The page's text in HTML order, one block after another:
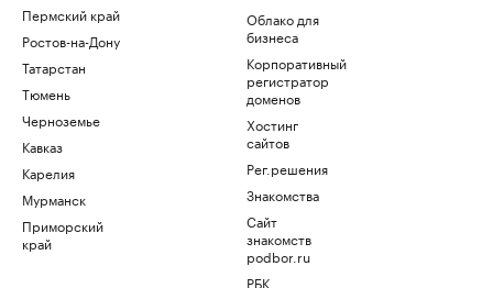
Пермский край
Ростов-на-Дону
Татарстан
Тюмень
Черноземье
Кавказ
Карелия
Мурманск
Приморский
край
Облако для
бизнеса
Корпоративный
регистратор
доменов
Хостинг
сайтов
Рег.решения
Знакомства
Сайт
знакомств
podbor.ru
РБК